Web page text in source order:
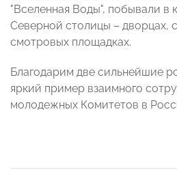
"Вселенная Воды", побывали в
Северной столицы – дворцах,
смотровых площадках.
Благодарим две сильнейшие
яркий пример взаимного
молодежных Комитетов в